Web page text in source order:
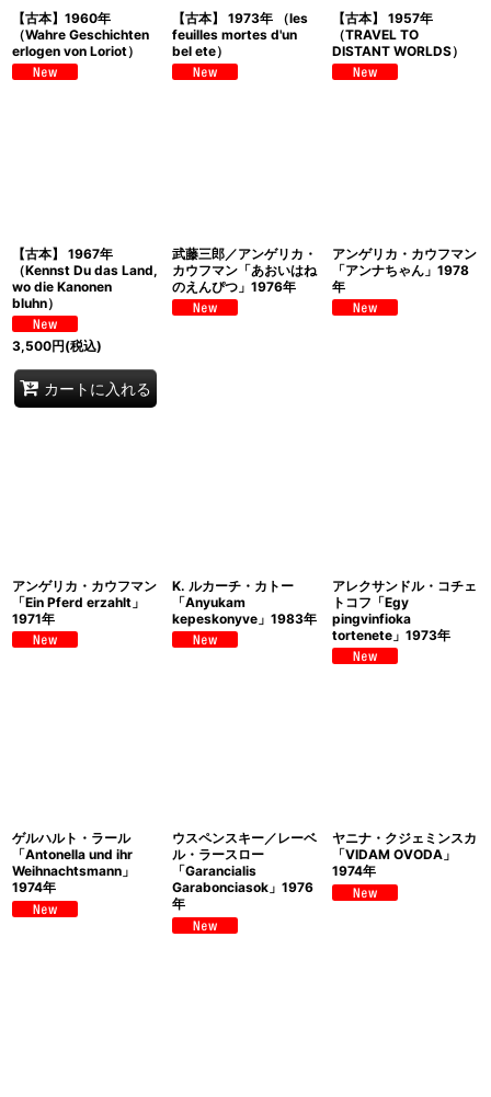
【古本】1960年
（Wahre Geschichten
erlogen von Loriot）
【古本】 1973年 （les
feuilles mortes d'un
bel ete）
【古本】 1957年
（TRAVEL TO
DISTANT WORLDS）
【古本】 1967年
（Kennst Du das Land,
wo die Kanonen
bluhn）
3,500円(税込)
カートに入れる
武藤三郎／アンゲリカ・
カウフマン「あおいはね
のえんぴつ」1976年
アンゲリカ・カウフマン
「アンナちゃん」1978
年
アンゲリカ・カウフマン
「Ein Pferd erzahlt」
1971年
K. ルカーチ・カトー
「Anyukam
kepeskonyve」1983年
アレクサンドル・コチェ
トコフ「Egy
pingvinfioka
tortenete」1973年
ゲルハルト・ラール
「Antonella und ihr
Weihnachtsmann」
1974年
ウスペンスキー／レーベ
ル・ラースロー
「Garancialis
Garabonciasok」1976
年
ヤニナ・クジェミンスカ
「VIDAM OVODA」
1974年